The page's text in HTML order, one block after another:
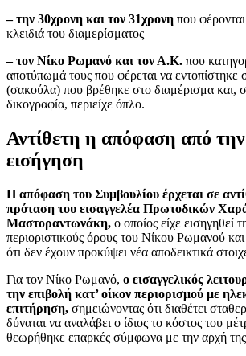
– την 30χρονη και τον 31χρονη που
κλειδιά του διαμερίσματος
– τον Νίκο Ρωμανό και τον Α.Κ. που
αποτύπωμά τους που φέρεται να εντοπίστηκε
(σακούλα) που βρέθηκε στο διαμέρισμα και,
δικογραφία, περιείχε όπλο.
Αντίθετη η απόφαση από την
εισήγηση
Η απόφαση του Συμβουλίου έρχεται σε
πρόταση του εισαγγελέα Πρωτοδικών
Μαστοραντωνάκη, ο οποίος είχε εισηγηθεί
περιοριστικούς όρους του Νίκου Ρωμανού
ότι δεν έχουν προκύψει νέα αποδεικτικά
Για τον Νίκο Ρωμανό, ο εισαγγελικός
την επιβολή κατ’ οίκον περιορισμού με
επιτήρηση, σημειώνοντας ότι διαθέτει
δύναται να αναλάβει ο ίδιος το κόστος του
θεωρήθηκε επαρκές σύμφωνα με την αρχή της